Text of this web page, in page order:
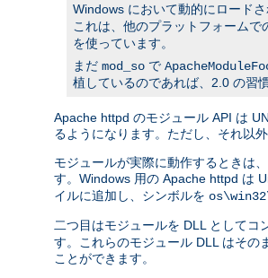
Windows において動的にロード
これは、他のプラットフォーム
を使っています。
まだ mod_so で
植しているのであれば、2.0 の習
Apache httpd のモジュール API は
るようになります。ただし、それ以
モジュールが実際に動作するときは
す。Windows 用の Apache httpd は
イルに追加し、シンボルを
二つ目はモジュールを DLL としてコ
す。これらのモジュール DLL はその
ことができます。